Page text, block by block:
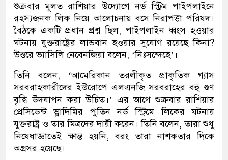
শুক্রবার মূলত রাশিয়ার উদ্যোগে নর্ড স্ট্রিম পাইপলাইনে
রহস্যজনক লিক নিয়ে আলোচনায় বসে নিরাপত্তা পরিষদ।
বৈঠকে একটি প্রধান প্রশ্ন ছিল, পাইপলাইন ধ্বংস হওয়ার
ঘটনায় যুক্তরাষ্ট্রের লাভবান হওয়ার সুযোগ রয়েছে কিনা?
উত্তরে ভ্যাসিলি নেবেনজিয়া বলেন, ‘নিঃসন্দেহে’।
তিনি বলেন, ‘আমেরিকান তরলীকৃত প্রাকৃতিক গ্যাস
সরবরাহকারীদের ইউরোপে এলএনজি সরবরাহের বহু গুণ
বৃদ্ধি উদযাপন করা উচিত।’ এর আগে শুক্রবার রাশিয়ার
প্রেসিডেন্ট ভ্লাদিমির পুতিন নর্ড স্ট্রিমে লিকের ঘটনায়
যুক্তরাষ্ট্র ও তার মিত্রদের দায়ী করেন। তিনি বলেন, তারা শুধু
নিষেধাজ্ঞাতেই ক্ষান্ত হয়নি, বরং তারা নাশকতার দিকে
অগ্রসর হয়েছে।